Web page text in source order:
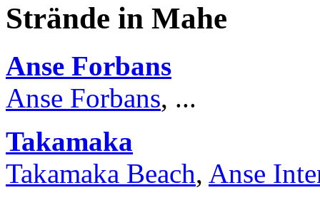
Strände in Mahe
Anse Forbans
Anse Forbans, ...
Takamaka
Takamaka Beach, Anse